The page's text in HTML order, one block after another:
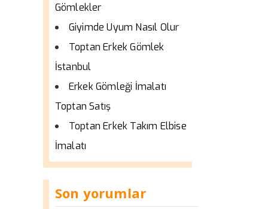
Gömlekler
Giyimde Uyum Nasıl Olur
Toptan Erkek Gömlek
İstanbul
Erkek Gömleği İmalatı
Toptan Satış
Toptan Erkek Takım Elbise
İmalatı
Son yorumlar